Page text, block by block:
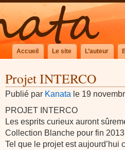
Accueil Le site L’auteur
Projet INTERCO
Publié par Kanata le 19
PROJET INTERCO
Les esprits curieux auront
Collection Blanche pour fin
Tel que le projet est